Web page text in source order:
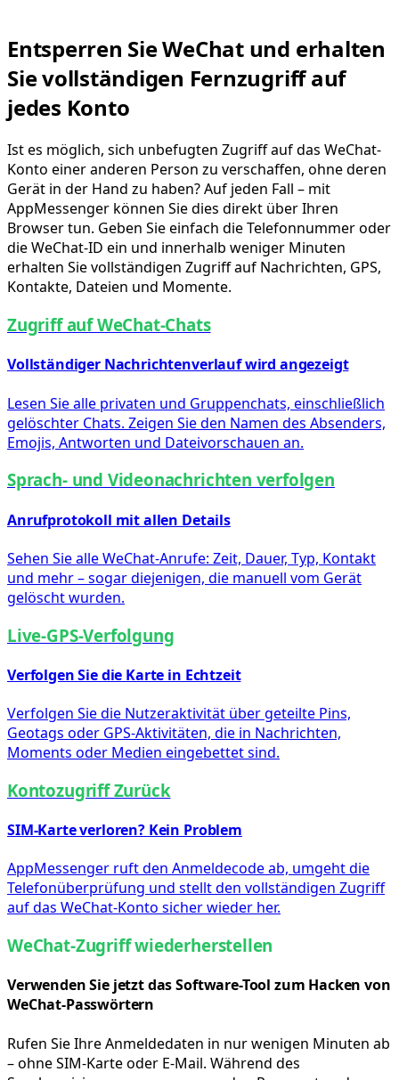
Entsperren Sie WeChat und erhalten
Sie vollständigen Fernzugriff auf
jedes Konto
Ist es möglich, sich unbefugten Zugriff auf das WeChat-
Konto einer anderen Person zu verschaffen, ohne deren
Gerät in der Hand zu haben? Auf jeden Fall – mit
AppMessenger können Sie dies direkt über Ihren
Browser tun. Geben Sie einfach die Telefonnummer oder
die WeChat-ID ein und innerhalb weniger Minuten
erhalten Sie vollständigen Zugriff auf Nachrichten, GPS,
Kontakte, Dateien und Momente.
Zugriff auf WeChat-Chats
Vollständiger Nachrichtenverlauf wird angezeigt
Lesen Sie alle privaten und Gruppenchats, einschließlich
gelöschter Chats. Zeigen Sie den Namen des Absenders,
Emojis, Antworten und Dateivorschauen an.
Sprach- und Videonachrichten verfolgen
Anrufprotokoll mit allen Details
Sehen Sie alle WeChat-Anrufe: Zeit, Dauer, Typ, Kontakt
und mehr – sogar diejenigen, die manuell vom Gerät
gelöscht wurden.
Live-GPS-Verfolgung
Verfolgen Sie die Karte in Echtzeit
Verfolgen Sie die Nutzeraktivität über geteilte Pins,
Geotags oder GPS-Aktivitäten, die in Nachrichten,
Moments oder Medien eingebettet sind.
Kontozugriff Zurück
SIM-Karte verloren? Kein Problem
AppMessenger ruft den Anmeldecode ab, umgeht die
Telefonüberprüfung und stellt den vollständigen Zugriff
auf das WeChat-Konto sicher wieder her.
WeChat-Zugriff wiederherstellen
Verwenden Sie jetzt das Software-Tool zum Hacken von
WeChat-Passwörtern
Rufen Sie Ihre Anmeldedaten in nur wenigen Minuten ab
– ohne SIM-Karte oder E-Mail. Während des